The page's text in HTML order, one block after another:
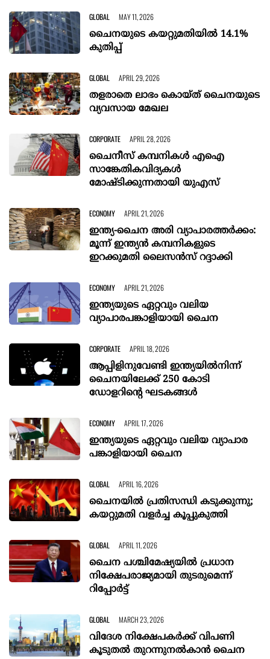
GLOBAL MAY 11, 2026
ചൈനയുടെ കയറ്റുമതിയിൽ 14.1%
കുതിപ്പ്
GLOBAL APRIL 29, 2026
തളരാതെ ലാഭം കൊയ്ത് ചൈനയുടെ
വ്യവസായ മേഖല
CORPORATE APRIL 28, 2026
ചൈനീസ് കമ്പനികൾ എഐ
സാങ്കേതികവിദ്യകള്‍
മോഷ്‌ടിക്കുന്നതായി യുഎസ്
ECONOMY APRIL 21, 2026
ഇന്ത്യ-ചൈന അരി വ്യാപാരത്തർക്കം:
മൂന്ന് ഇന്ത്യൻ കമ്പനികളുടെ
ഇറക്കുമതി ലൈസൻസ് റദ്ദാക്കി
ECONOMY APRIL 21, 2026
ഇന്ത്യയുടെ ഏറ്റവും വലിയ
വ്യാപാരപങ്കാളിയായി ചൈന
CORPORATE APRIL 18, 2026
ആപ്പിളിനുവേണ്ടി ഇന്ത്യയിൽനിന്ന്
ചൈനയിലേക്ക് 250 കോടി
ഡോളറിന്റെ ഘടകങ്ങൾ
ECONOMY APRIL 17, 2026
ഇന്ത്യയുടെ ഏറ്റവും വലിയ വ്യാപാര
പങ്കാളിയായി ചൈന
GLOBAL APRIL 16, 2026
ചൈനയിൽ പ്രതിസന്ധി കടുക്കുന്നു;
കയറ്റുമതി വളർച്ച കൂപ്പുകുത്തി
GLOBAL APRIL 11, 2026
ചൈന പശ്ചിമേഷ്യയിൽ പ്രധാന
നിക്ഷേപരാജ്യമായി തുടരുമെന്ന്
റിപ്പോർട്ട്
GLOBAL MARCH 23, 2026
വിദേശ നിക്ഷേപകര്‍ക്ക് വിപണി
കൂടുതല്‍ തുറന്നുനല്‍കാന്‍ ചൈന